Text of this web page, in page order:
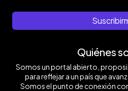
Quiénes
Somos un portal abierto,
para reflejar a un país que
Somos el punto de conexión